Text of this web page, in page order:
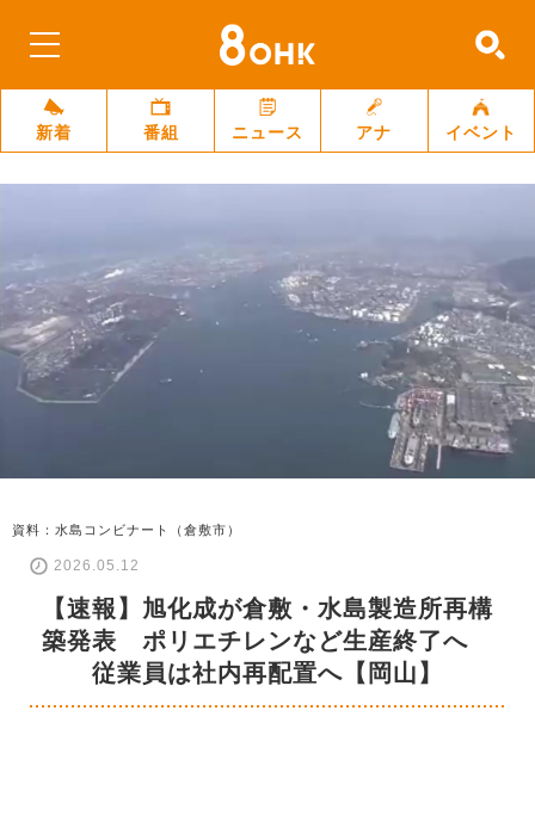
新着 番組 ニュース アナ イベント
資料：水島コンビナート（倉敷市）
2026.05.12
【速報】旭化成が倉敷・水島製造所再構
築発表 ポリエチレンなど生産終了へ
従業員は社内再配置へ【岡山】